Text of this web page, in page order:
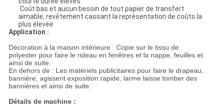
Coût bas et aucun besoin de tout papier de transfert
aimable, revêtement cassant la représentation de coûts la
plus élevée
Application :
Décoration à la maison intérieure : Copie sur le tissu de
polyester pour faire le rideau en fenêtres et la nappe, feuilles et
ainsi de suite.
En dehors de : Les matériels publicitaires pour faire le drapeau,
bannière, agissent exposition rapide, larme laisse tomber des
bannières et ainsi de suite.
Détails de machine :